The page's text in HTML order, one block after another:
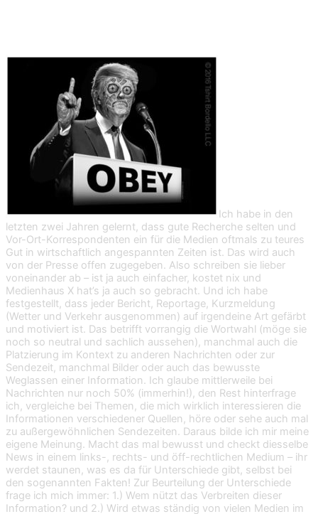
Ich habe in den
letzten zwei Jahren gelernt, dass gute Recherche selten und
Vor-Ort-Korrespondenten ein für die Medien oftmals zu teures
Gut in wirtschaftlich angespannten Zeiten ist. Das wird auch
von der Presse offen zugegeben. Also schreiben sie lieber
voneinander ab – ist ja auch einfacher, kostet nix und
Medienhaus X hat’s ja auch so gebracht. Und ich habe
festgestellt, dass jeder Bericht, Reportage, Kurzmeldung
(Wetter und Verkehr ausgenommen) auf irgendeine Art gefärbt
und motiviert ist. Das betrifft vorrangig die Wortwahl (möge sie
noch so neutral und sachlich aussehen), manchmal auch die
Platzierung im Kontext zu anderen Nachrichten oder zur
Sendezeit, manchmal Bilder oder auch das bewusste
Weglassen einer Information. Ich glaube mittlerweile bei
Nachrichten nur noch 50% (immerhin!), den Rest hinterfrage
ich, vergleiche bei Themen, die mich wirklich interessieren die
Informationen verschiedener Quellen, höre oder sehe auch mal
zu außergewöhnlichen Sendezeiten. Daraus bilde ich mir meine
eigene Meinung. Macht das mal bewusst und checkt diesselbe
News in einem links-, rechts- und öff-rechtlichen Medium – ihr
werdet staunen, was es da für Unterschiede gibt, selbst bei
den sogenannten Fakten! Zur Beurteilung der Unterschiede
frage ich mich immer: 1.) Wem nützt das Verbreiten dieser
Information? und 2.) Wird etwas ständig von vielen Medien im